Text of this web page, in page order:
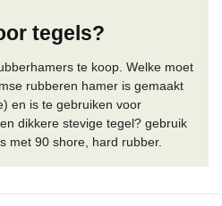
tegels?
te koop. Welke moet
rubberen hamer is gemaakt
en is te gebruiken voor
dikkere stevige tegel? gebruik
met 90 shore, hard rubber.